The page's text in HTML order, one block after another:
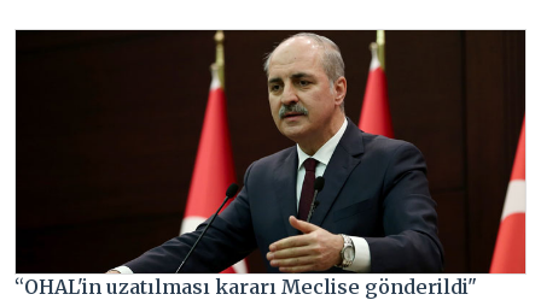
“OHAL'in uzatılması kararı Meclise gönderildi"